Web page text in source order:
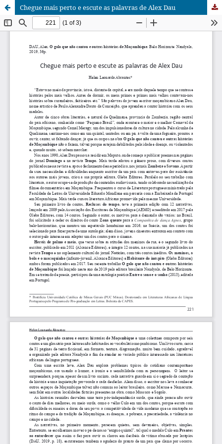
Chegue mais perto e escute as palavras de Alex Dau